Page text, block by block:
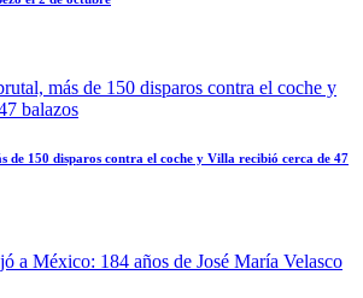
de 150 disparos contra el coche y Villa recibió cerca de 47